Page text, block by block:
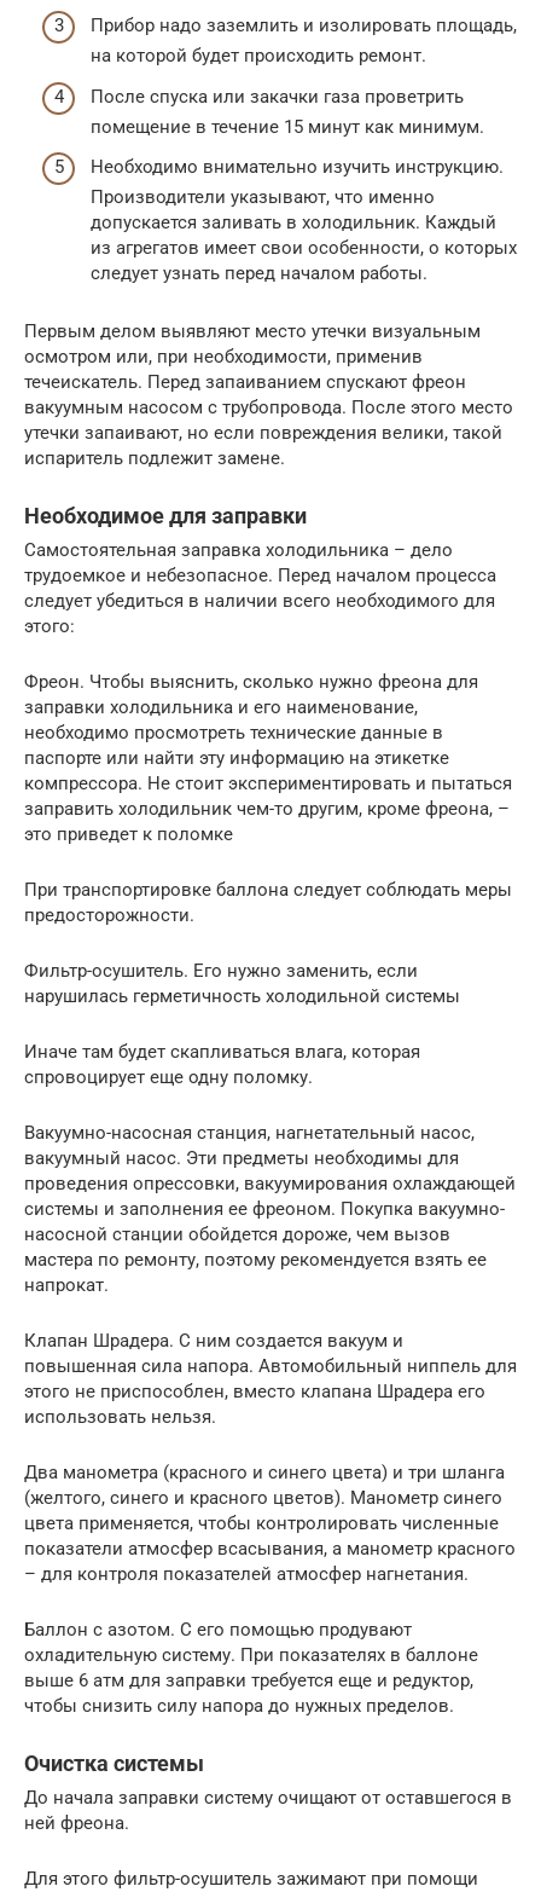
Прибор надо заземлить и изолировать площадь,
на которой будет происходить ремонт.
После спуска или закачки газа проветрить
помещение в течение 15 минут как минимум.
Необходимо внимательно изучить инструкцию.
Производители указывают, что именно
допускается заливать в холодильник. Каждый
из агрегатов имеет свои особенности, о которых
следует узнать перед началом работы.
Первым делом выявляют место утечки визуальным
осмотром или, при необходимости, применив
течеискатель. Перед запаиванием спускают фреон
вакуумным насосом с трубопровода. После этого место
утечки запаивают, но если повреждения велики, такой
испаритель подлежит замене.
Необходимое для заправки
Самостоятельная заправка холодильника – дело
трудоемкое и небезопасное. Перед началом процесса
следует убедиться в наличии всего необходимого для
этого:
Фреон. Чтобы выяснить, сколько нужно фреона для
заправки холодильника и его наименование,
необходимо просмотреть технические данные в
паспорте или найти эту информацию на этикетке
компрессора. Не стоит экспериментировать и пытаться
заправить холодильник чем-то другим, кроме фреона, –
это приведет к поломке
При транспортировке баллона следует соблюдать меры
предосторожности.
Фильтр-осушитель. Его нужно заменить, если
нарушилась герметичность холодильной системы
Иначе там будет скапливаться влага, которая
спровоцирует еще одну поломку.
Вакуумно-насосная станция, нагнетательный насос,
вакуумный насос. Эти предметы необходимы для
проведения опрессовки, вакуумирования охлаждающей
системы и заполнения ее фреоном. Покупка вакуумно-
насосной станции обойдется дороже, чем вызов
мастера по ремонту, поэтому рекомендуется взять ее
напрокат.
Клапан Шрадера. С ним создается вакуум и
повышенная сила напора. Автомобильный ниппель для
этого не приспособлен, вместо клапана Шрадера его
использовать нельзя.
Два манометра (красного и синего цвета) и три шланга
(желтого, синего и красного цветов). Манометр синего
цвета применяется, чтобы контролировать численные
показатели атмосфер всасывания, а манометр красного
– для контроля показателей атмосфер нагнетания.
Баллон с азотом. С его помощью продувают
охладительную систему. При показателях в баллоне
выше 6 атм для заправки требуется еще и редуктор,
чтобы снизить силу напора до нужных пределов.
Очистка системы
До начала заправки систему очищают от оставшегося в
ней фреона.
Для этого фильтр-осушитель зажимают при помощи